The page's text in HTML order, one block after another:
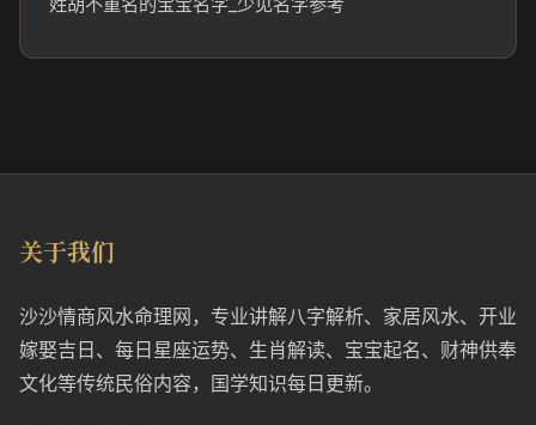
关于我们
沙沙情商风水命理网，专业讲解八字解析、家居风水、开业
嫁娶吉日、每日星座运势、生肖解读、宝宝起名、财神供奉
文化等传统民俗内容，国学知识每日更新。